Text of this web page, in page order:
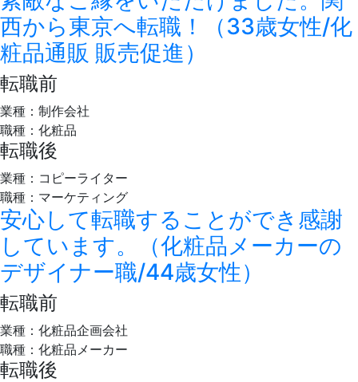
西から東京へ転職！（33歳女性/化
粧品通販 販売促進）
転職前
業種：制作会社
職種：化粧品
転職後
業種：コピーライター
職種：マーケティング
安心して転職することができ感謝
しています。（化粧品メーカーの
デザイナー職/44歳女性）
転職前
業種：化粧品企画会社
職種：化粧品メーカー
転職後